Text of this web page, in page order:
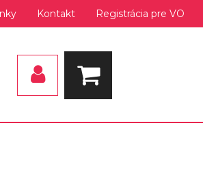
Kontakt Registrácia pre VO